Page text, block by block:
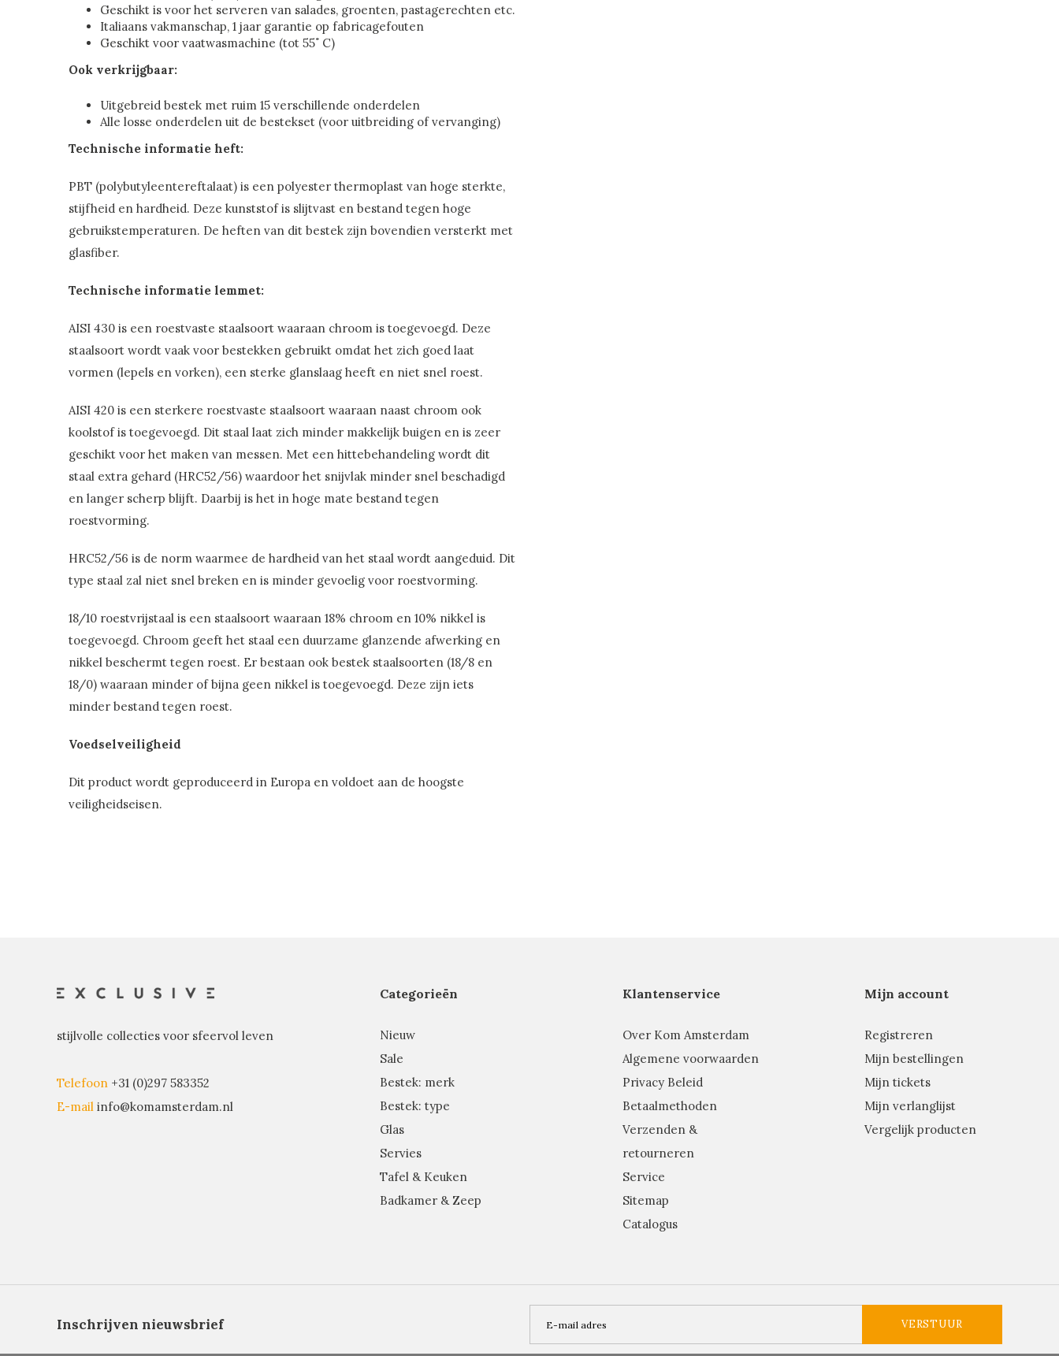
Geschikt is voor het serveren van salades, groenten, pastagerechten etc.
Italiaans vakmanschap, 1 jaar garantie op fabricagefouten
Geschikt voor vaatwasmachine (tot 55˚ C)
Ook verkrijgbaar:
Uitgebreid bestek met ruim 15 verschillende onderdelen
Alle losse onderdelen uit de bestekset (voor uitbreiding of vervanging)
Technische informatie heft:
PBT (polybutyleentereftalaat) is een polyester thermoplast van hoge sterkte,
stijfheid en hardheid. Deze kunststof is slijtvast en bestand tegen hoge
gebruikstemperaturen. De heften van dit bestek zijn bovendien versterkt met
glasfiber.
Technische informatie lemmet:
AISI 430 is een roestvaste staalsoort waaraan chroom is toegevoegd. Deze
staalsoort wordt vaak voor bestekken gebruikt omdat het zich goed laat
vormen (lepels en vorken), een sterke glanslaag heeft en niet snel roest.
AISI 420 is een sterkere roestvaste staalsoort waaraan naast chroom ook
koolstof is toegevoegd. Dit staal laat zich minder makkelijk buigen en is zeer
geschikt voor het maken van messen. Met een hittebehandeling wordt dit
staal extra gehard (HRC52/56) waardoor het snijvlak minder snel beschadigd
en langer scherp blijft. Daarbij is het in hoge mate bestand tegen
roestvorming.
HRC52/56 is de norm waarmee de hardheid van het staal wordt aangeduid. Dit
type staal zal niet snel breken en is minder gevoelig voor roestvorming.
18/10 roestvrijstaal is een staalsoort waaraan 18% chroom en 10% nikkel is
toegevoegd. Chroom geeft het staal een duurzame glanzende afwerking en
nikkel beschermt tegen roest. Er bestaan ook bestek staalsoorten (18/8 en
18/0) waaraan minder of bijna geen nikkel is toegevoegd. Deze zijn iets
minder bestand tegen roest.
Voedselveiligheid
Dit product wordt geproduceerd in Europa en voldoet aan de hoogste
veiligheidseisen.
stijlvolle collecties voor sfeervol leven
Telefoon +31 (0)297 583352
E-mail info@komamsterdam.nl
Categorieën
Nieuw
Sale
Bestek: merk
Bestek: type
Glas
Servies
Tafel & Keuken
Badkamer & Zeep
Klantenservice
Over Kom Amsterdam
Algemene voorwaarden
Privacy Beleid
Betaalmethoden
Verzenden &
retourneren
Service
Sitemap
Catalogus
Mijn account
Registreren
Mijn bestellingen
Mijn tickets
Mijn verlanglijst
Vergelijk producten
Inschrijven nieuwsbrief VERSTUUR